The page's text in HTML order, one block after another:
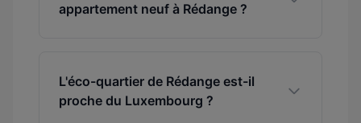
appartement neuf à Rédange ?
L'éco-quartier de Rédange est-il
proche du Luxembourg ?